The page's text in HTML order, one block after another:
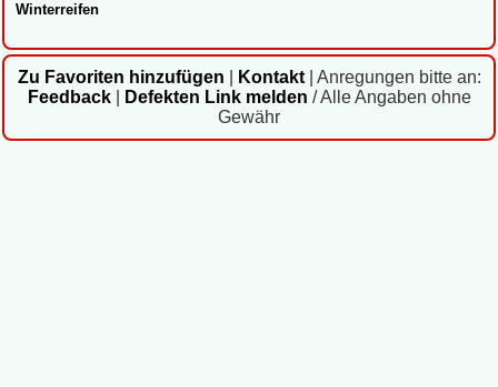
Winterreifen
Zu Favoriten hinzufügen Kontakt| Anregungen bitte an:
Feedback| Defekten Link melden / Alle Angaben ohne
Gewähr